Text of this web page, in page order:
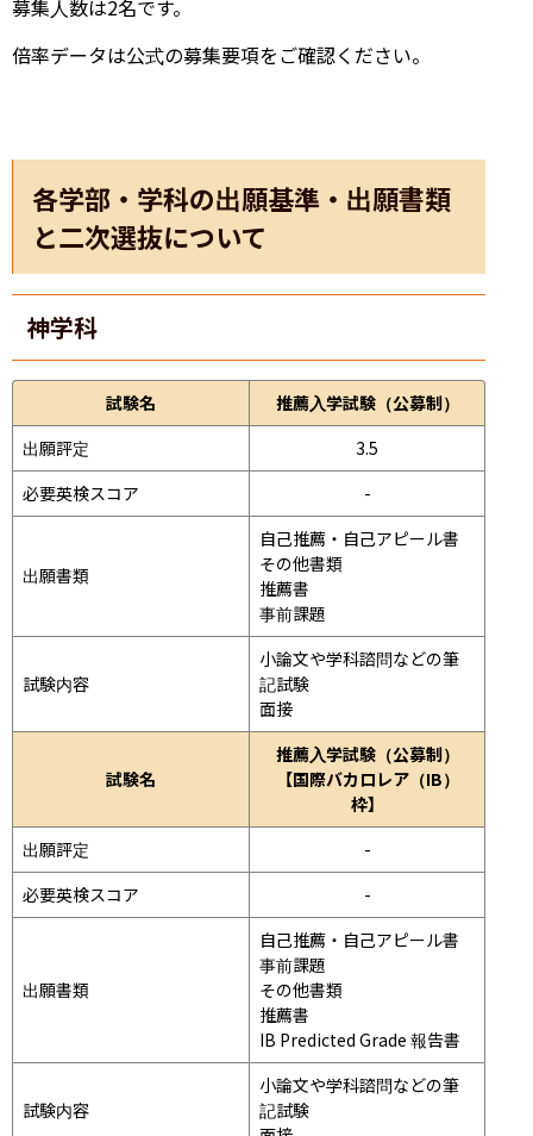
募集人数は2名です。
倍率データは公式の募集要項をご確認ください。
各学部・学科の出願基準・出願書類
と二次選抜について
神学科
試験名
推薦入学試験（公募制）
出願評定
3.5
必要英検スコア
-
出願書類
自己推薦・自己アピール書
その他書類
推薦書
事前課題
試験内容
小論文や学科諮問などの筆
記試験
面接
試験名
推薦入学試験（公募制）
【国際バカロレア（IB）
枠】
出願評定
-
必要英検スコア
-
出願書類
自己推薦・自己アピール書
事前課題
その他書類
推薦書
IB Predicted Grade 報告書
試験内容
小論文や学科諮問などの筆
記試験